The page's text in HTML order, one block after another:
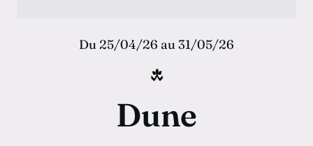
Du 25/04/26 au 31/05/26
Dune